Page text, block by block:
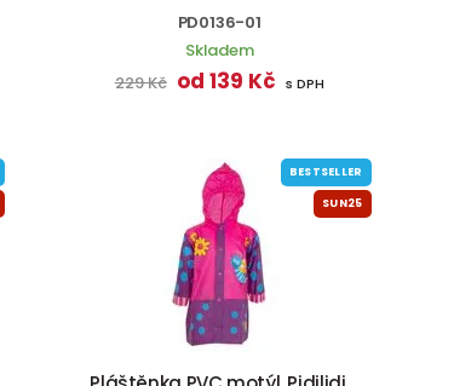
PD0136-01
Skladem
229 Kč od 139 Kč s DPH
BESTSELLER
SUN25